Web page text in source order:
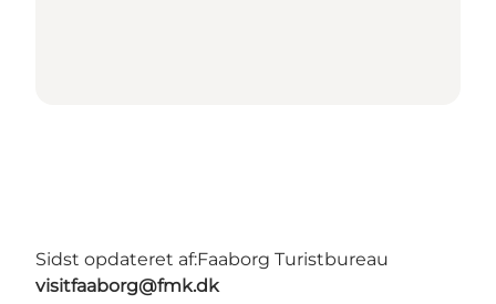
Sidst opdateret af:Faaborg Turistbureau
visitfaaborg@fmk.dk